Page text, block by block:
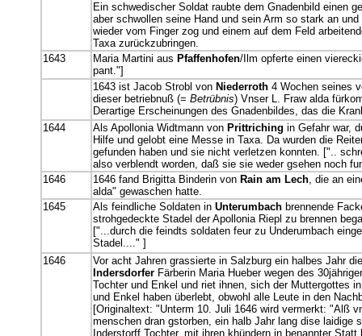
Ein schwedischer Soldat raubte dem Gnadenbild einen
aber schwollen seine Hand und sein Arm so stark an
wieder vom Finger zog und einem auf dem Feld
Taxa zurückzubringen.
1643
Maria Martini aus Pfaffenhofen/Ilm opferte einen
pant."]
1643 ist Jacob Strobl von Niederroth4 Wochen seines
dieser betriebnuß (= Betrübnis) Vnser L. Fraw alda
Derartige Erscheinungen des Gnadenbildes, das die
1644
Als Apollonia Widtmann von Prittriching in Gefahr war,
Hilfe und gelobt eine Messe in Taxa. Da wurden die
gefunden haben und sie nicht verletzen konnten. ["..
also verblendt worden, daß sie sie weder gsehen noch
1646
1646 fand Brigitta Binderin von Rain am Lech, die an
alda" gewaschen hatte.
1645
Als feindliche Soldaten in Unterumbachbrennende
strohgedeckte Stadel der Apollonia Riepl zu brennen
["...durch die feindts soldaten feur zu Underumbach
Stadel...." ]
1646
Vor acht Jahren grassierte in Salzburg ein halbes Jahr
IndersdorferFärberin Maria Hueber wegen des
Tochter und Enkel und riet ihnen, sich der Muttergottes
und Enkel haben überlebt, obwohl alle Leute in den
[Originaltext: "Unterm 10. Juli 1646 wird vermerkt: "Alß
menschen dran gstorben, ein halb Jahr lang dise laidige
Inderstorff Tochter, mit ihren khündern in benannter